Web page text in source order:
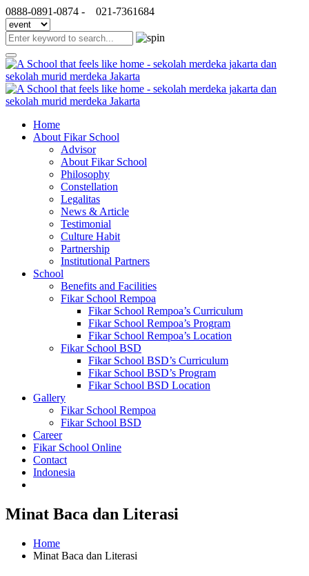
0888-0891-0874 - 021-7361684
Home
About Fikar School
Advisor
About Fikar School
Philosophy
Constellation
Legalitas
News & Article
Testimonial
Culture Habit
Partnership
Institutional Partners
School
Benefits and Facilities
Fikar School Rempoa
Fikar School Rempoa’s Curriculum
Fikar School Rempoa’s Program
Fikar School Rempoa’s Location
Fikar School BSD
Fikar School BSD’s Curriculum
Fikar School BSD’s Program
Fikar School BSD Location
Gallery
Fikar School Rempoa
Fikar School BSD
Career
Fikar School Online
Contact
Indonesia
Minat Baca dan Literasi
Home
Minat Baca dan Literasi